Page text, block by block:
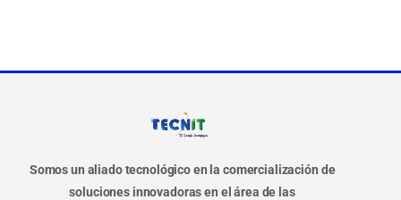
Somos un aliado tecnológico en la comercialización de
soluciones innovadoras en el área de las